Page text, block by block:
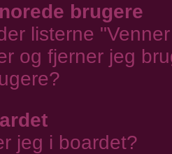
brugere
listerne
og fjerner jeg
jeg i boardet?